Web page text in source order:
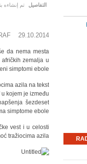
التفاصيل تم إنشاءه
29.10.2014.
da nema mesta
zemalja u
simptomi ebole.
azila na tekst
kojem je između
šezdeset
simptome ebole.
vest i u celosti
tražiocima azila.